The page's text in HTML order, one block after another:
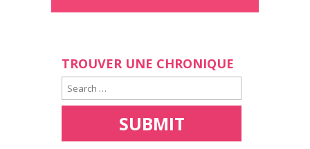
TROUVER UNE CHRONIQUE